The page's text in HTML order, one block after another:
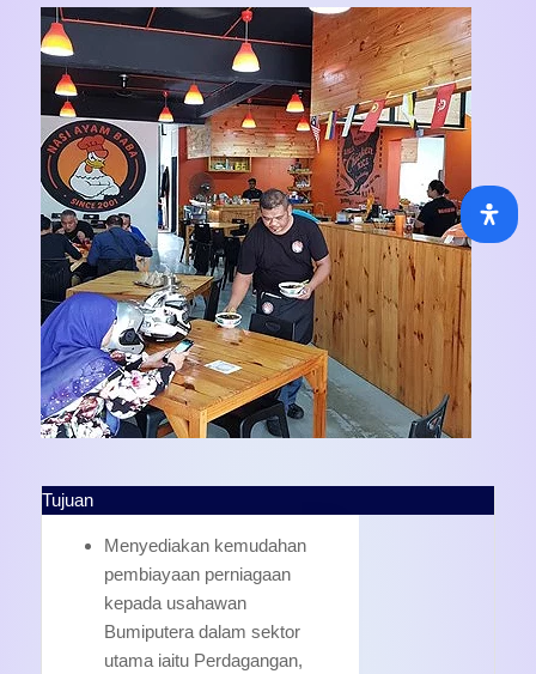
Tujuan
Menyediakan kemudahan
pembiayaan perniagaan
kepada usahawan
Bumiputera dalam sektor
utama iaitu Perdagangan,